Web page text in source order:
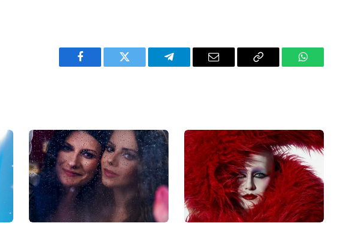
Facebook Twitter Telegram Email
Copy
WhatsApp